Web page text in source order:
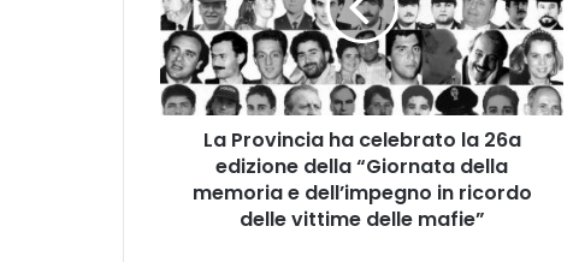
la
26a
edizione
della
“Giornata
memoria
dell’impegno
La Provincia ha celebrato la 26a
edizione della “Giornata della
memoria e dell’impegno in ricordo
delle vittime delle mafie”